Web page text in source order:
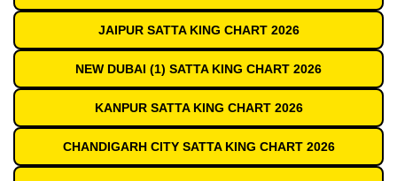
JAIPUR SATTA KING CHART 2026
NEW DUBAI (1) SATTA KING CHART 2026
KANPUR SATTA KING CHART 2026
CHANDIGARH CITY SATTA KING CHART 2026